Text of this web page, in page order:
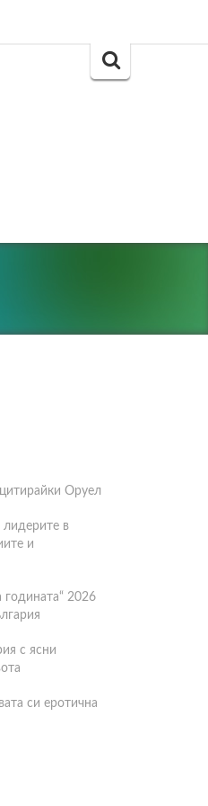
Search
Оруел
лидерите в
и
2026
с ясни
си еротична